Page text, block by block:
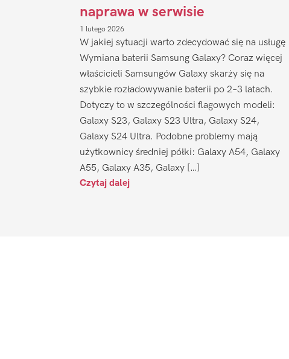
naprawa w serwisie
1 lutego 2026
W jakiej sytuacji warto zdecydować się na usługę
Wymiana baterii Samsung Galaxy? Coraz więcej
właścicieli Samsungów Galaxy skarży się na
szybkie rozładowywanie baterii po 2–3 latach.
Dotyczy to w szczególności flagowych modeli:
Galaxy S23, Galaxy S23 Ultra, Galaxy S24,
Galaxy S24 Ultra. Podobne problemy mają
użytkownicy średniej półki: Galaxy A54, Galaxy
A55, Galaxy A35, Galaxy […]
Czytaj dalej